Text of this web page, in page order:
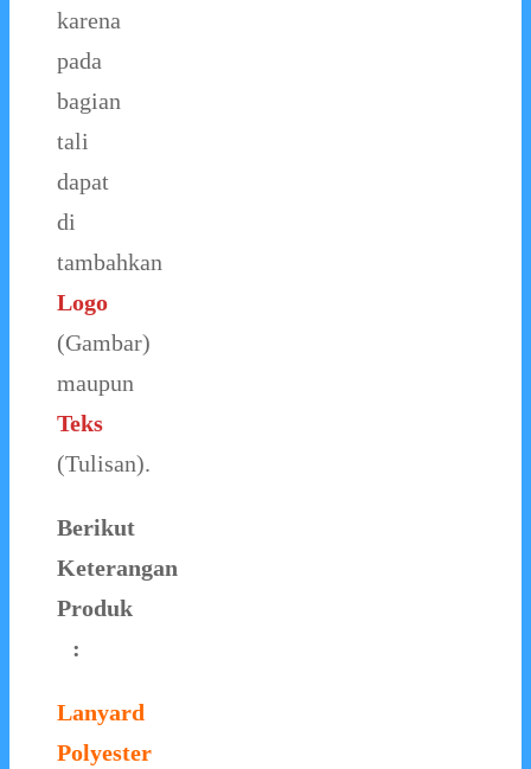
karena
pada
bagian
tali
dapat
di
tambahkan
Logo
(Gambar)
maupun
Teks
(Tulisan).
Berikut
Keterangan
Produk
:
Lanyard
Polyester